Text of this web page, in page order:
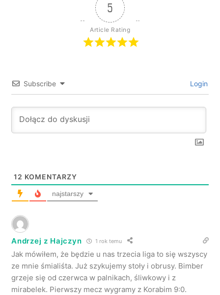
5
Article Rating
Subscribe Login
12 KOMENTARZY
najstarszy
Andrzej z Hajczyn 1 rok temu
Jak mówiłem, że będzie u nas trzecia liga to się wszyscy
ze mnie śmialiśta. Już szykujemy stoły i obrusy. Bimber
grzeje się od czerwca w palnikach, śliwkowy i z
mirabelek. Pierwszy mecz wygramy z Korabim 9:0.